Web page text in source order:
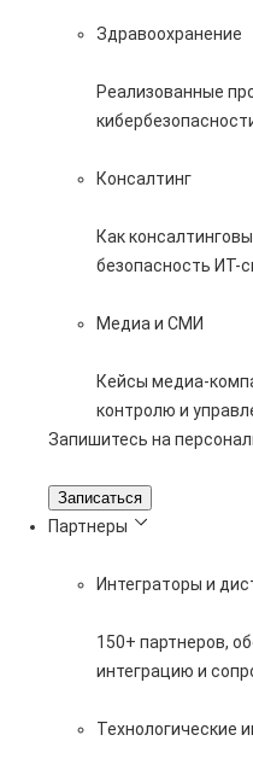
Здравоохранение
Реализованные
Консалтинг
Как
безопасность ИТ-
Медиа и СМИ
Кейсы медиа-
контролю и
Запишитесь на
Записаться
Партнеры
Интеграторы и
150+ партнеров,
интеграцию и
Технологические